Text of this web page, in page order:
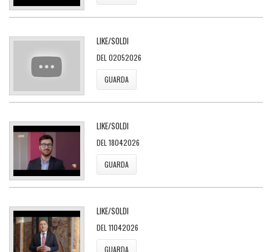
LIKE/SOLDI
DEL 02052026
GUARDA
LIKE/SOLDI
DEL 18042026
GUARDA
LIKE/SOLDI
DEL 11042026
GUARDA